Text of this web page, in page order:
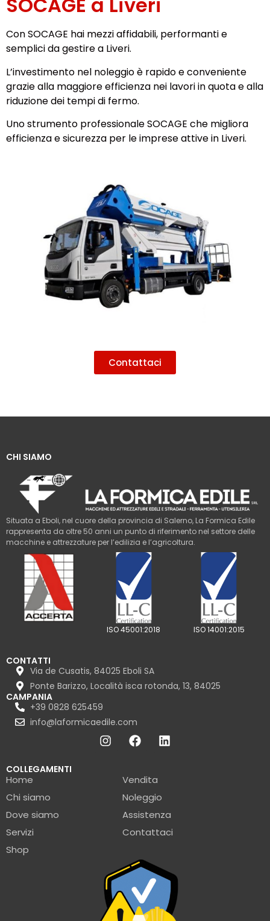
Con SOCAGE hai mezzi affidabili, performanti e
semplici da gestire a Liveri.
L’investimento nel noleggio è rapido e conveniente
grazie alla maggiore efficienza nei lavori in quota e alla
riduzione dei tempi di fermo.
Uno strumento professionale SOCAGE che migliora
efficienza e sicurezza per le imprese attive in Liveri.
Contattaci
CHI SIAMO
Situata a Eboli, nel cuore della provincia di Salerno, La Formica Edile
rappresenta da oltre 50 anni un punto di riferimento nel settore delle
macchine e attrezzature per l’edilizia e l’agricoltura.
ISO 45001:2018 ISO 14001:2015
CONTATTI
Via de Cusatis, 84025 Eboli SA
Ponte Barizzo, Località isca rotonda, 13, 84025
CAMPANIA
+39 0828 625459
info@laformicaedile.com
COLLEGAMENTI
Home
Chi siamo
Dove siamo
Servizi
Shop
Vendita
Noleggio
Assistenza
Contattaci